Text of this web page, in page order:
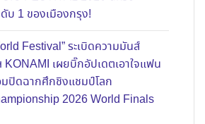
บ 1 ของเมืองกรุง!
Festival” ระเบิดความมันส์
KONAMI เผยบิ๊กอัปเดตเอาใจแฟน
ปิดฉากศึกชิงแชมป์โลก
2026 World Finals